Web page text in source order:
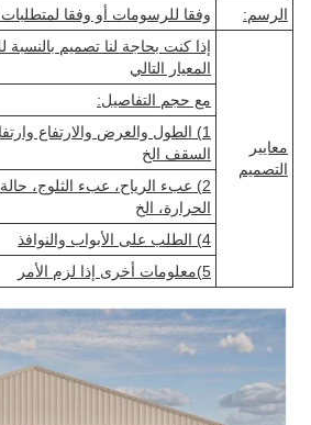
الرسم:
وفقا للرسومات أو وفقا
معايير
التصميم
إذا كنت بحاجة لنا تصميم بالنسبة
المعيار التالي
مع حجم التفاصيل:
1) الطول والعرض والارتفاع
السقف الخ
2) عبء الرياح، عبء الثلوج،
الحرارة، الخ
4) الطلب على الأبواب والنوافذ
5)معلومات أخرى إذا لزم الأمر